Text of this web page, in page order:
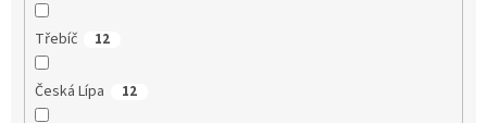
Třebíč 12
Česká Lípa 12